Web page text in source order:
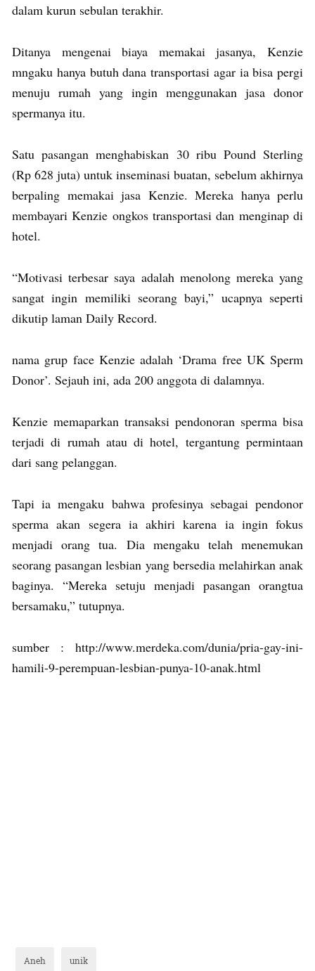
dalam kurun sebulan terakhir.
Ditanya mengenai biaya memakai jasanya, Kenzie
mngaku hanya butuh dana transportasi agar ia bisa pergi
menuju rumah yang ingin menggunakan jasa donor
spermanya itu.
Satu pasangan menghabiskan 30 ribu Pound Sterling
(Rp 628 juta) untuk inseminasi buatan, sebelum akhirnya
berpaling memakai jasa Kenzie. Mereka hanya perlu
membayari Kenzie ongkos transportasi dan menginap di
hotel.
“Motivasi terbesar saya adalah menolong mereka yang
sangat ingin memiliki seorang bayi,” ucapnya seperti
dikutip laman Daily Record.
nama grup face Kenzie adalah ‘Drama free UK Sperm
Donor’. Sejauh ini, ada 200 anggota di dalamnya.
Kenzie memaparkan transaksi pendonoran sperma bisa
terjadi di rumah atau di hotel, tergantung permintaan
dari sang pelanggan.
Tapi ia mengaku bahwa profesinya sebagai pendonor
sperma akan segera ia akhiri karena ia ingin fokus
menjadi orang tua. Dia mengaku telah menemukan
seorang pasangan lesbian yang bersedia melahirkan anak
baginya. “Mereka setuju menjadi pasangan orangtua
bersamaku,” tutupnya.
sumber : http://www.merdeka.com/dunia/pria-gay-ini-
hamili-9-perempuan-lesbian-punya-10-anak.html
Aneh unik